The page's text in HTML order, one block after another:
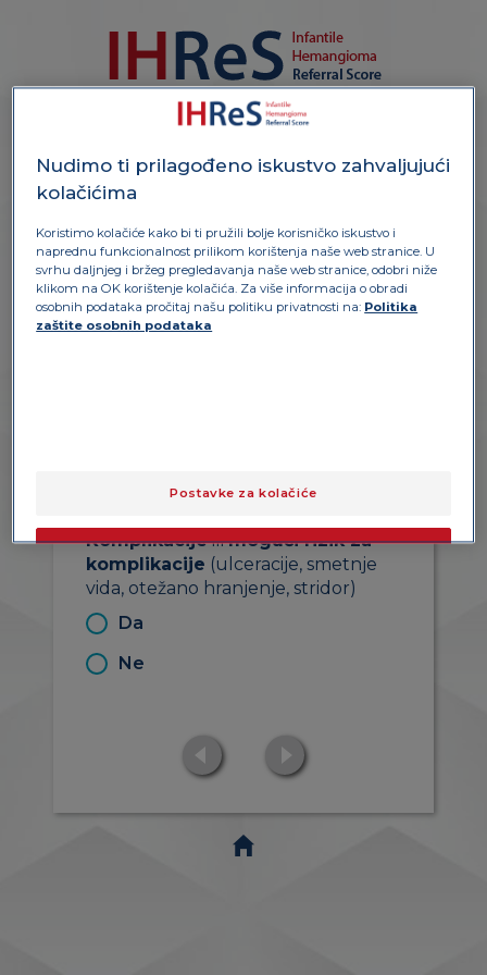
I
z
v
o
r:
i
n
t
e
r
n
a
b
a
n
k
a
s
l
i
k
a
u
P
D
F
f
o
r
m
a
tu Menina, 2 meses e meio
após o nascimento
Komplikacijeilimogući rizik za
komplikacije (ulceracije, smetnje
vida, otežano hranjenje, stridor)
Da
Ne
Nudimo ti prilagođeno iskustvo zahvaljujući
kolačićima
Koristimo kolačiće kako bi ti pružili bolje korisničko iskustvo i
naprednu funkcionalnost prilikom korištenja naše web stranice. U
svrhu daljnjeg i bržeg pregledavanja naše web stranice, odobri niže
klikom na OK korištenje kolačića. Za više informacija o obradi
osobnih podataka pročitaj našu politiku privatnosti na: Politika
zaštite osobnih podataka
Postavke za kolačiće
OK